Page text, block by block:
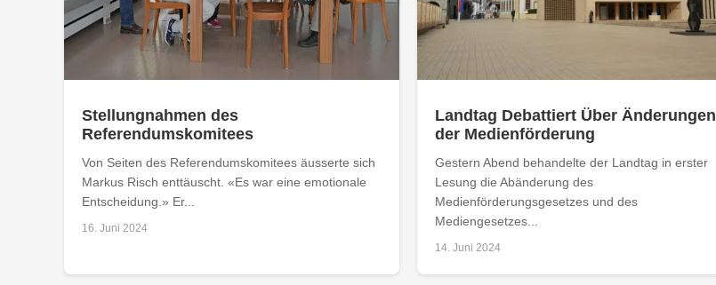
Stellungnahmen des
Referendumskomitees
Von Seiten des Referendumskomitees äusserte sich
Markus Risch enttäuscht. «Es war eine emotionale
Entscheidung.» Er...
16. Juni 2024
Landtag Debattiert Über Änderungen
der Medienförderung
Gestern Abend behandelte der Landtag in erster
Lesung die Abänderung des
Medienförderungsgesetzes und des
Mediengesetzes...
14. Juni 2024